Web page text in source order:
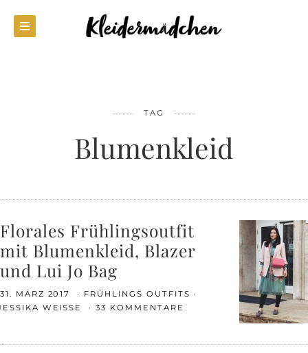
TAG
Blumenkleid
Florales Frühlingsoutfit
mit Blumenkleid, Blazer
und Lui Jo Bag
31. MÄRZ 2017
FRÜHLINGS OUTFITS
WEISSE
33 KOMMENTARE